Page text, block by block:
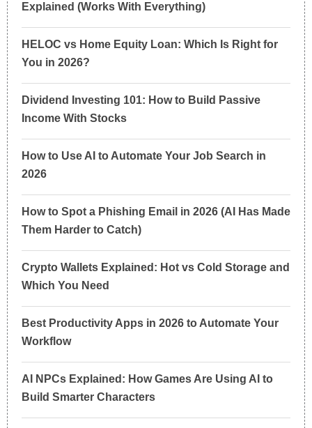
Explained (Works With Everything)
HELOC vs Home Equity Loan: Which Is Right for
You in 2026?
Dividend Investing 101: How to Build Passive
Income With Stocks
How to Use AI to Automate Your Job Search in
2026
How to Spot a Phishing Email in 2026 (AI Has Made
Them Harder to Catch)
Crypto Wallets Explained: Hot vs Cold Storage and
Which You Need
Best Productivity Apps in 2026 to Automate Your
Workflow
AI NPCs Explained: How Games Are Using AI to
Build Smarter Characters